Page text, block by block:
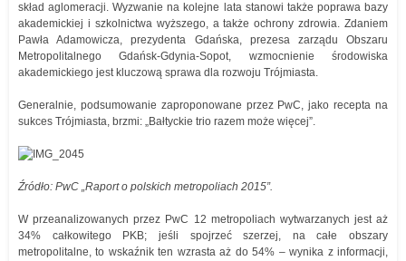
skład aglomeracji. Wyzwanie na kolejne lata stanowi także poprawa bazy
akademickiej i szkolnictwa wyższego, a także ochrony zdrowia. Zdaniem
Pawła Adamowicza, prezydenta Gdańska, prezesa zarządu Obszaru
Metropolitalnego Gdańsk-Gdynia-Sopot, wzmocnienie środowiska
akademickiego jest kluczową sprawa dla rozwoju Trójmiasta.
Generalnie, podsumowanie zaproponowane przez PwC, jako recepta na
sukces Trójmiasta, brzmi: „Bałtyckie trio razem może więcej”.
Źródło: PwC „Raport o polskich metropoliach 2015”.
W przeanalizowanych przez PwC 12 metropoliach wytwarzanych jest aż
34% całkowitego PKB; jeśli spojrzeć szerzej, na całe obszary
metropolitalne, to wskaźnik ten wzrasta aż do 54% – wynika z informacji,